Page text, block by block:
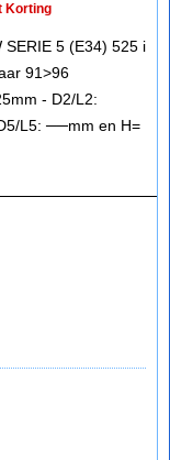
Korting
5 (E34) 525 i
91>96
- D2/L2:
L5: ──mm en H=